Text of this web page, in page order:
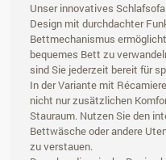
Unser innovatives
Design mit durchdachter
Bettmechanismus
bequemes Bett zu
sind Sie jederzeit bereit für
In der Variante mit
nicht nur zusätzlichen
Stauraum. Nutzen Sie den
Bettwäsche oder andere
zu verstauen.